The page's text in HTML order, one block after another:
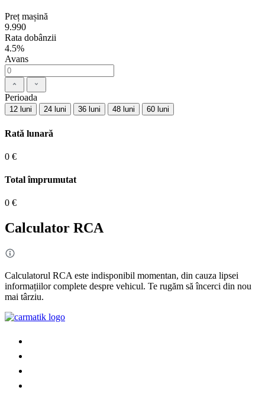
Preț mașină
9.990
Rata dobânzii
4.5%
Avans
Perioada
12 luni 24 luni 36 luni 48 luni 60 luni
Rată lunară
0 €
Total împrumutat
0 €
Calculator RCA
Calculatorul RCA este indisponibil momentan, din cauza lipsei
informațiilor complete despre vehicul. Te rugăm să încerci din nou
mai târziu.